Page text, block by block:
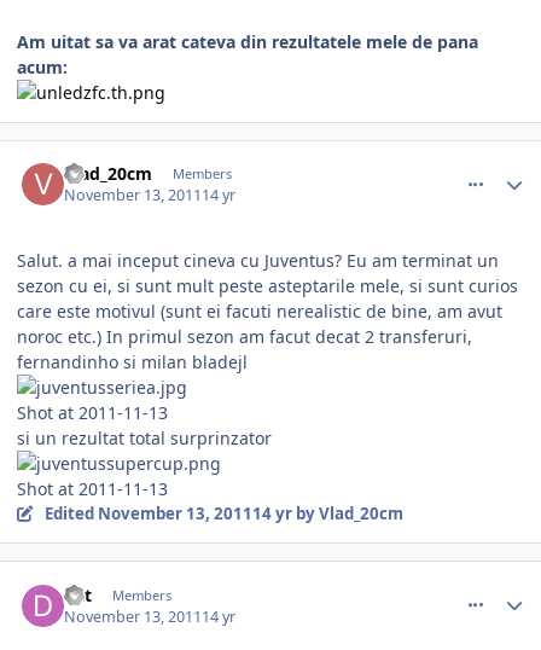
Am uitat sa va arat cateva din rezultatele mele de pana
acum:
Vlad_20cm Members
November 13, 201114 yr
Salut. a mai inceput cineva cu Juventus? Eu am terminat un
sezon cu ei, si sunt mult peste asteptarile mele, si sunt curios
care este motivul (sunt ei facuti nerealistic de bine, am avut
noroc etc.) In primul sezon am facut decat 2 transferuri,
fernandinho si milan bladejl
Shot at 2011-11-13
si un rezultat total surprinzator
Shot at 2011-11-13
Edited November 13, 201114 yrby Vlad_20cm
dLt Members
November 13, 201114 yr